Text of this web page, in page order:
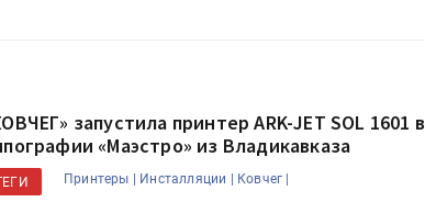
запустила принтер ARK-JET SOL 1601 в
«Маэстро» из Владикавказа
Принтеры | Инсталляции | Ковчег |